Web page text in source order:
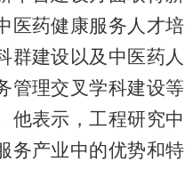
医药健康服务人才培
群建设以及中医药人
管理交叉学科建设等
他表示，工程研究中
务产业中的优势和特